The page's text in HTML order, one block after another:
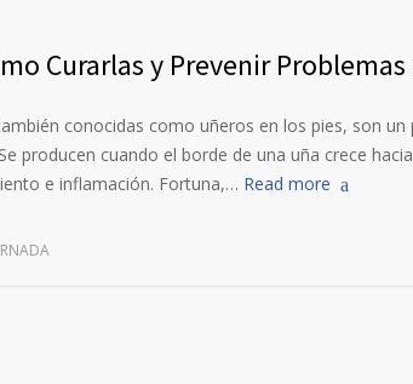
Curarlas y Prevenir
conocidas como uñeros en los pies, son
producen cuando el borde de una uña crece
e inflamación. Fortuna,… Read more